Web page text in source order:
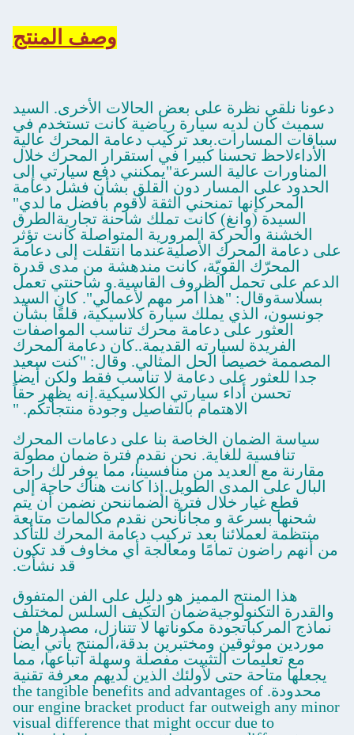
وصف المنتج
دعونا نلقي نظرة على بعض الحالات الأخرى. السيد
سميث كان لديه سيارة رياضية كانت تستخدم في
سباقات المسارات.بعد تركيب دعامة المحرك عالية
الأداءلاحظ تحسنا كبيرا في استقرار المحرك خلال
المناورات عالية السرعة"يمكنني دفع سيارتي إلى
الحدود على المسار دون القلق بشأن فشل دعامة
المحركإنها تمنحني الثقة لأقوم بأفضل ما لدي"
السيدة (وانغ) كانت تملك شاحنة تجاريةالطرق
الخشنة والحركة المرورية المتواصلة كانت تؤثر
على دعامة المحرك الأصليةعندما انتقلت إلى دعامة
المحرّك القويّة، كانت مندهشة من مدى قدرة
الدعم على تحمل الظروف القاسية.و شاحنتي تعمل
بسلاسةوقال: "هذا أمر مهم لأعمالي". كان السيد
جونسون، الذي يملك سيارة كلاسيكية، قلقًا بشأن
العثور على دعامة محرك تناسب المواصفات
الفريدة لسيارته القديمة..كان دعامة المحرك
المصممة خصيصا الحل المثالي. وقال: "كنت سعيد
جدا للعثور على دعامة لا تناسب فقط ولكن أيضا
تحسن أداء سيارتي الكلاسيكية.إنه يظهر حقاً
الاهتمام بالتفاصيل وجودة منتجاتكم. "
سياسة الضمان الخاصة بنا على دعامات المحرك
تنافسية للغاية. نحن نقدم فترة ضمان مطولة
مقارنة مع العديد من منافسينا، مما يوفر لك راحة
البال على المدى الطويل.إذا كانت هناك حاجة إلى
قطع غيار خلال فترة الضماننحن نضمن أن يتم
شحنها بسرعة و مجاناًنحن نقدم مكالمات متابعة
منتظمة لعملائنا بعد تركيب دعامة المحرك للتأكد
من أنهم راضون تمامًا ومعالجة أي مخاوف قد تكون
قد نشأت.
هذا المنتج المميز هو دليل على الفن المتفوق
والقدرة التكنولوجيةضمان التكيف السلس لمختلف
نماذج المركباتجودة مكوناتها لا تتنازل، مصدرها من
موردين موثوقين ومختبرين بدقة،المنتج يأتي أيضا
مع تعليمات التثبيت مفصلة وسهلة اتباعها، مما
يجعلها متاحة حتى لأولئك الذين لديهم معرفة تقنية
محدودة. the tangible benefits and advantages of
our engine bracket product far outweigh any minor
visual difference that might occur due to